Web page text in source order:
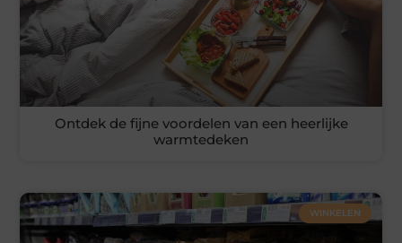
Ontdek de fijne voordelen van een heerlijke
warmtedeken
WINKELEN